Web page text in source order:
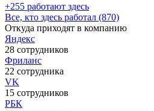
+255 работают здесь
Все, кто здесь работал (870)
Откуда приходят в компанию
Яндекс
28 сотрудников
Фриланс
22 сотрудника
VK
15 сотрудников
РБК